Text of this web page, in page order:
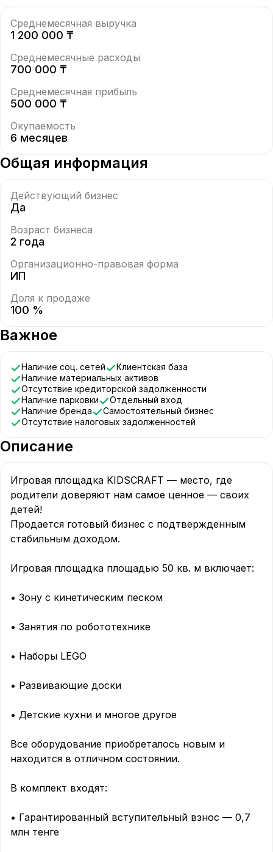
Среднемесячная выручка
1 200 000 ₸
Среднемесячные расходы
700 000 ₸
Среднемесячная прибыль
500 000 ₸
Окупаемость
6 месяцев
Общая информация
Действующий бизнес
Да
Возраст бизнеса
2 года
Организационно-правовая форма
ИП
Доля к продаже
100 %
Важное
Наличие соц. сетей
Клиентская база
Наличие материальных активов
Отсутствие кредиторской задолженности
Наличие парковки
Отдельный вход
Наличие бренда
Самостоятельный бизнес
Отсутствие налоговых задолженностей
Описание
Игровая площадка KIDSCRAFT — место, где
родители доверяют нам самое ценное — своих
детей!
Продается готовый бизнес с подтвержденным
стабильным доходом.
Игровая площадка площадью 50 кв. м включает:
• Зону с кинетическим песком
• Занятия по робототехнике
• Наборы LEGO
• Развивающие доски
• Детские кухни и многое другое
Все оборудование приобреталось новым и
находится в отличном состоянии.
В комплект входят:
• Гарантированный вступительный взнос — 0,7
млн тенге